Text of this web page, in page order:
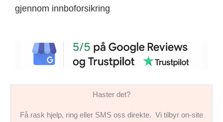
gjennom innboforsikring
Haster det?
Få rask hjelp, ring eller SMS oss direkte. Vi tilbyr on-site